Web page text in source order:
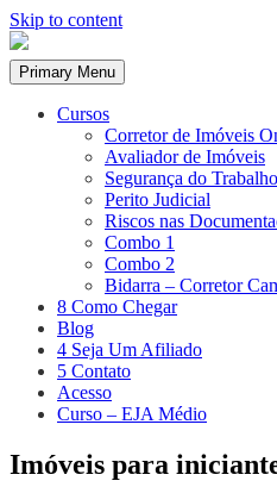
Skip to content
Primary Menu
Cursos
Corretor de Imóveis
Avaliador de Imóveis
Segurança do Trabalho
Perito Judicial
Riscos nas
Combo 1
Combo 2
Bidarra – Corretor
8 Como Chegar
Blog
4 Seja Um Afiliado
5 Contato
Acesso
Curso – EJA Médio
Imóveis para